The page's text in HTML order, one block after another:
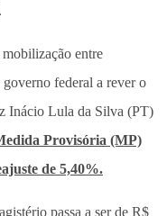
entre
federal a rever o
Inácio Lula da Silva (PT)
Provisória (MP)
de 5,40%.
passa a ser de R$